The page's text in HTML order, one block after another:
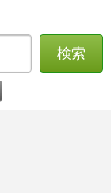
検索